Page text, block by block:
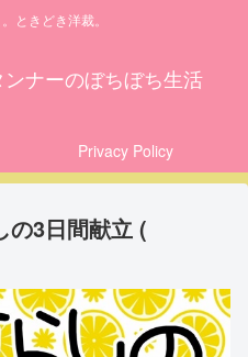
ときどき洋裁。
ナーのぼちぼち生活
Privacy Policy
の3日間献立 (